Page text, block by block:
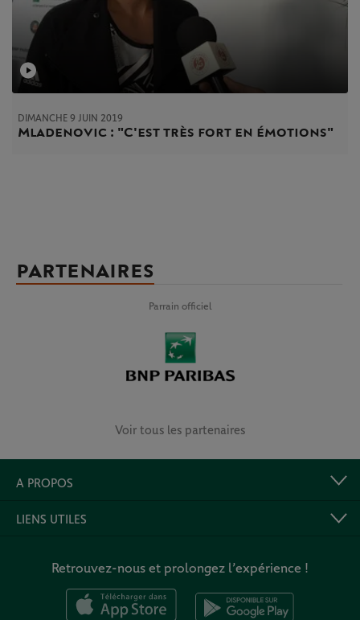
DIMANCHE 9 JUIN 2019
Mladenovic : "C'est très fort en émotions"
PARTENAIRES
Parrain officiel
Voir tous les partenaires
A PROPOS
LIENS UTILES
Retrouvez-nous et prolongez l’expérience !